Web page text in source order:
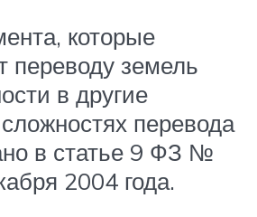
которые
переводу земель
в другие
перевода
в статье 9 ФЗ №
2004 года.